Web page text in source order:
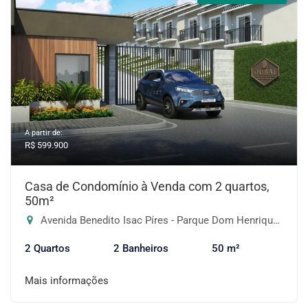
A partir de:
R$ 599.900
Casa de Condomínio à Venda com 2 quartos,
50m²
Avenida Benedito Isac Píres - Parque Dom Henrique, Embu das Artes-SP
2 Quartos 2 Banheiros 50 m²
Mais informações